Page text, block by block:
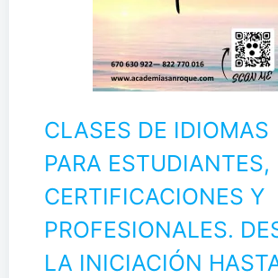
CLASES DE IDIOMAS
PARA ESTUDIANTES,
CERTIFICACIONES Y
PROFESIONALES.
LA INICIACIÓN